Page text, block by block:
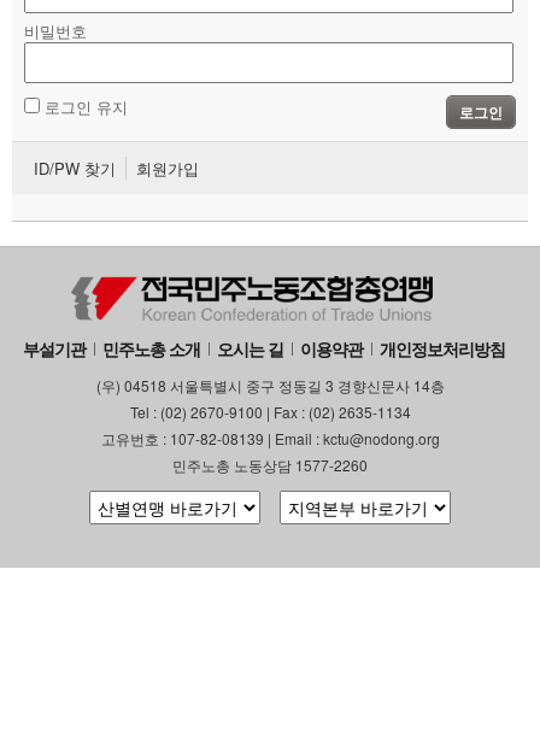
비밀번호
로그인 유지 로그인
ID/PW 찾기 회원가입
부설기관 민주노총 소개 오시는 길 이용약관 개인정보처리방침
(우) 04518 서울특별시 중구 정동길 3 경향신문사 14층
Tel : (02) 2670-9100 | Fax : (02) 2635-1134
고유번호 : 107-82-08139 | Email : kctu@nodong.org
민주노총 노동상담 1577-2260
- 미디어자료
- 카드뉴스
부설기관